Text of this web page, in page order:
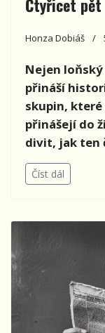
Čtyřicet
Honza Dobiáš
Nejen
přináší
skupin,
přinášejí do
divit, jak ten
Číst dál